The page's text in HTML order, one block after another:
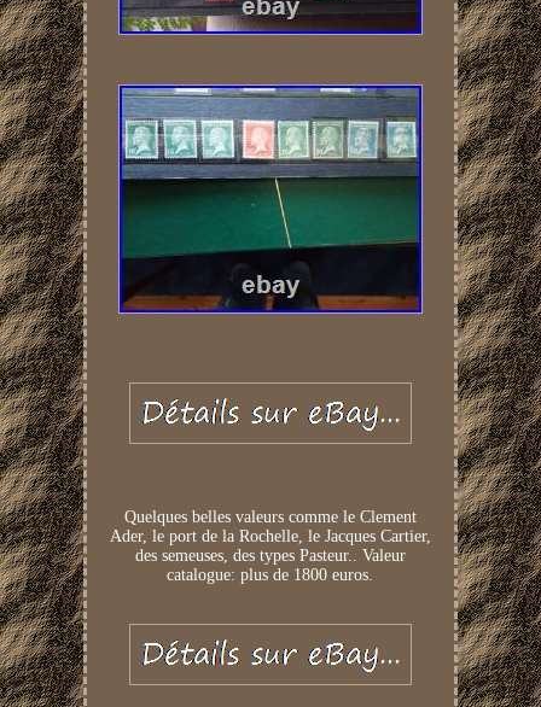
Quelques belles valeurs comme le Clement
Ader, le port de la Rochelle, le Jacques Cartier,
des semeuses, des types Pasteur.. Valeur
catalogue: plus de 1800 euros.